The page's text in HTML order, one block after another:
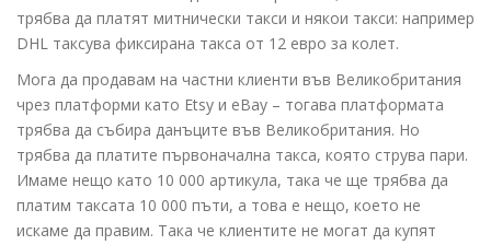
трябва да платят митнически такси и някои такси: например
DHL таксува фиксирана такса от 12 евро за колет.
Мога да продавам на частни клиенти във Великобритания
чрез платформи като Etsy и eBay – тогава платформата
трябва да събира данъците във Великобритания. Но
трябва да платите първоначална такса, която струва пари.
Имаме нещо като 10 000 артикула, така че ще трябва да
платим таксата 10 000 пъти, а това е нещо, което не
искаме да правим. Така че клиентите не могат да купят